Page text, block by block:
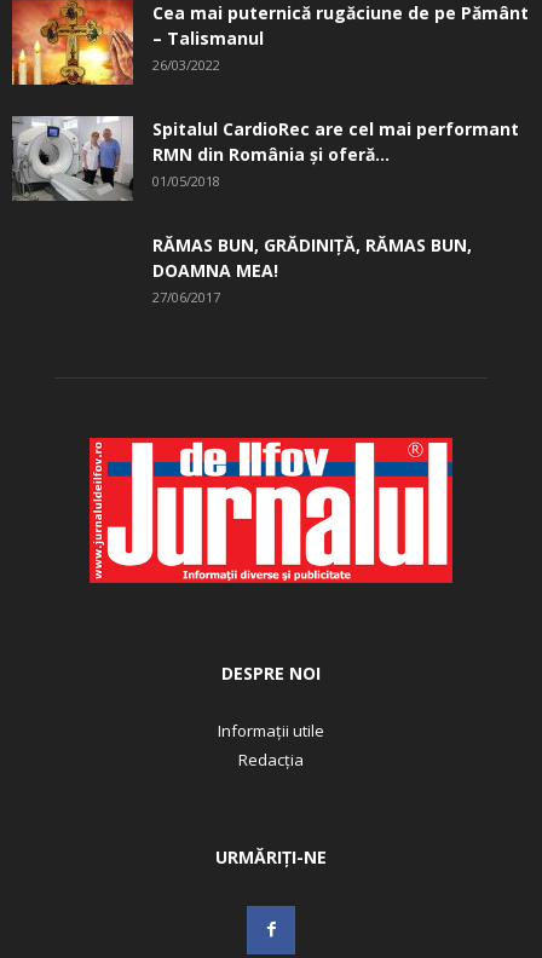
Cea mai puternică rugăciune de pe Pământ
– Talismanul
26/03/2022
Spitalul CardioRec are cel mai performant
RMN din România și oferă...
01/05/2018
RĂMAS BUN, GRĂDINIŢĂ, ­RĂMAS BUN,
DOAMNA MEA!
27/06/2017
DESPRE NOI
Informații utile
Redacția
URMĂRIȚI-NE